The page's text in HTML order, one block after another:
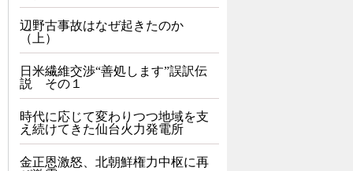
辺野古事故はなぜ起きたのか
（上）
日米繊維交渉“善処します”誤訳伝
説 その１
時代に応じて変わりつつ地域を支
え続けてきた仙台火力発電所
金正恩激怒、北朝鮮権力中枢に再